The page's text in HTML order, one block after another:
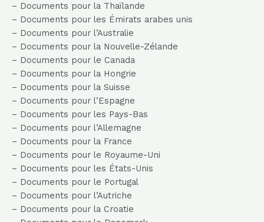
– Documents pour la Thaïlande
– Documents pour les Émirats arabes unis
– Documents pour l’Australie
– Documents pour la Nouvelle-Zélande
– Documents pour le Canada
– Documents pour la Hongrie
– Documents pour la Suisse
– Documents pour l’Espagne
– Documents pour les Pays-Bas
– Documents pour l’Allemagne
– Documents pour la France
– Documents pour le Royaume-Uni
– Documents pour les États-Unis
– Documents pour le Portugal
– Documents pour l’Autriche
– Documents pour la Croatie